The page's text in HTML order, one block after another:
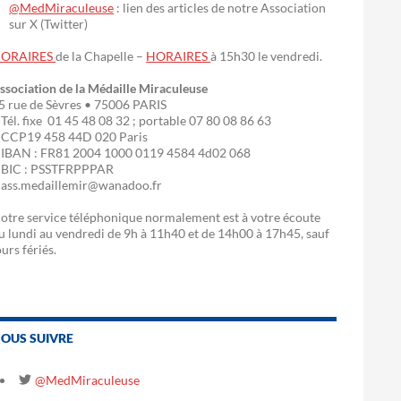
@MedMiraculeuse : lien des articles de notre Association
sur X (Twitter)
de la Chapelle – HORAIRESà 15h30 le vendredi.
de la Médaille Miraculeuse
rue de Sèvres • 75006 PARIS
fixe 01 45 48 08 32 ; portable 07 80 08 86 63
458 44D 020 Paris
: FR81 2004 1000 0119 4584 4d02 068
: PSSTFRPPPAR
service téléphonique normalement est à votre écoute
lundi au vendredi de 9h à 11h40 et de 14h00 à 17h45, sauf
fériés.
SUIVRE
@MedMiraculeuse